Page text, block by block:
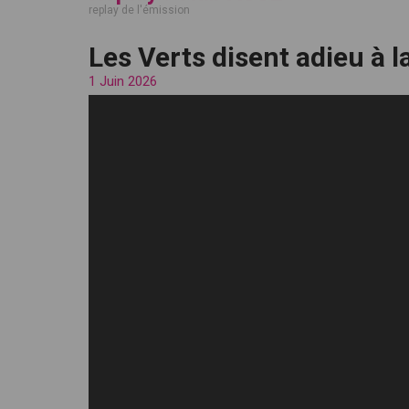
replay de l'émission
Les Verts disent adieu à
1 Juin 2026